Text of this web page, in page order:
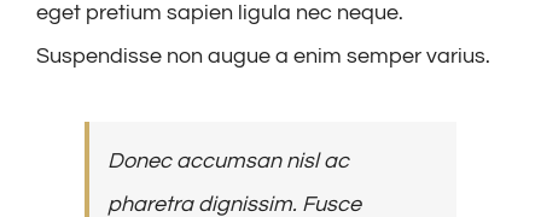
eget pretium sapien ligula nec neque.
Suspendisse non augue a enim semper varius.
Donec accumsan nisl ac
pharetra dignissim. Fusce